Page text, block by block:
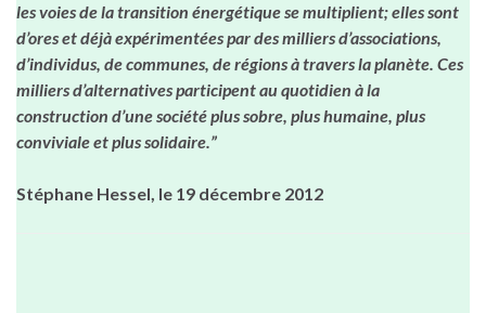
les voies de la transition énergétique se multiplient; elles sont
d’ores et déjà expérimentées par des milliers d’associations,
d’individus, de communes, de régions à travers la planète. Ces
milliers d’alternatives participent au quotidien à la
construction d’une société plus sobre, plus humaine, plus
conviviale et plus solidaire.”
Stéphane Hessel, le 19 décembre 2012